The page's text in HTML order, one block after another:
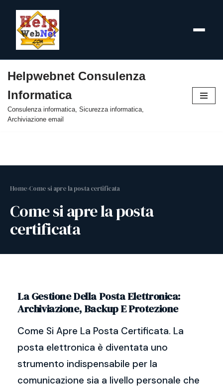
al
contenuto
Helpwebnet Consulenza
Informatica
Consulenza informatica, Sicurezza informatica,
Archiviazione email
Home›Come si apre la posta certificata
Come si apre la posta
certificata
La Gestione Della Posta Elettronica:
Archiviazione, Backup E Protezione
Come Si Apre La Posta Certificata. La
posta elettronica è diventata uno
strumento indispensabile per la
comunicazione sia a livello personale che